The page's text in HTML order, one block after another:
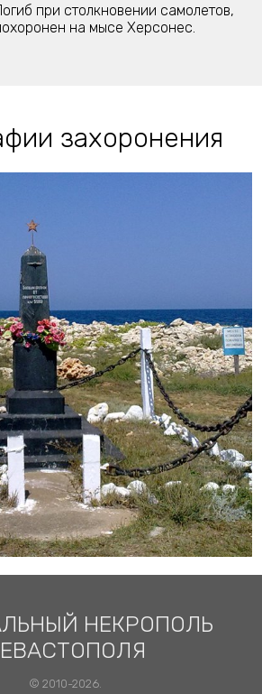
при столкновении самолетов,
на мысе Херсонес.
захоронения
НЕКРОПОЛЬ
© 2010-2026.